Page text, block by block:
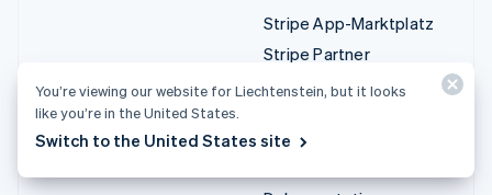
Stripe App-Marktplatz
Stripe Partner
You’re viewing our website for Liechtenstein, but it looks
like you’re in the United States.
Switch to the United States site